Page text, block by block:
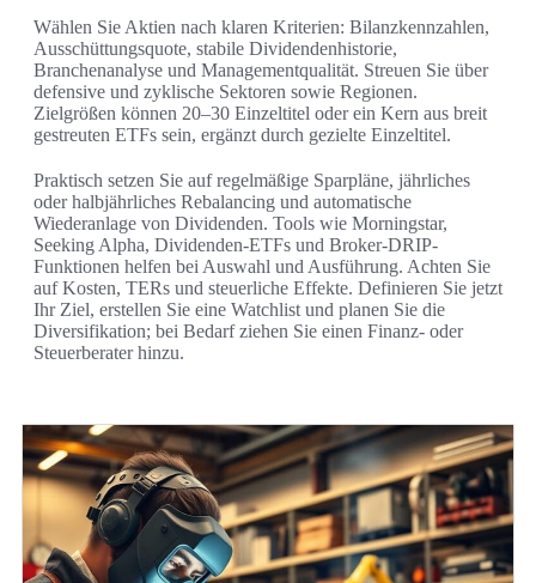
Wählen Sie Aktien nach klaren Kriterien: Bilanzkennzahlen,
Ausschüttungsquote, stabile Dividendenhistorie,
Branchenanalyse und Managementqualität. Streuen Sie über
defensive und zyklische Sektoren sowie Regionen.
Zielgrößen können 20–30 Einzeltitel oder ein Kern aus breit
gestreuten ETFs sein, ergänzt durch gezielte Einzeltitel.
Praktisch setzen Sie auf regelmäßige Sparpläne, jährliches
oder halbjährliches Rebalancing und automatische
Wiederanlage von Dividenden. Tools wie Morningstar,
Seeking Alpha, Dividenden-ETFs und Broker-DRIP-
Funktionen helfen bei Auswahl und Ausführung. Achten Sie
auf Kosten, TERs und steuerliche Effekte. Definieren Sie jetzt
Ihr Ziel, erstellen Sie eine Watchlist und planen Sie die
Diversifikation; bei Bedarf ziehen Sie einen Finanz- oder
Steuerberater hinzu.